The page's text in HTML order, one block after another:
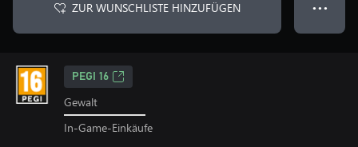
ZUR WUNSCHLISTE HINZUFÜGEN ● ● ●
PEGI 16
Gewalt
In-Game-Einkäufe